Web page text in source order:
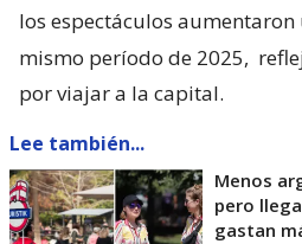
los espectáculos aumentaron
mismo período de 2025,
por viajar a la capital.
Lee también...
Menos
pero
gastan